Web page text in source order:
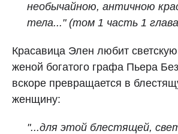
необычайною, античною
тела..." (том 1 часть 1
Красавица Элен любит
женой богатого графа Пьера
вскоре превращается в
женщину:
"...для этой блестящей,